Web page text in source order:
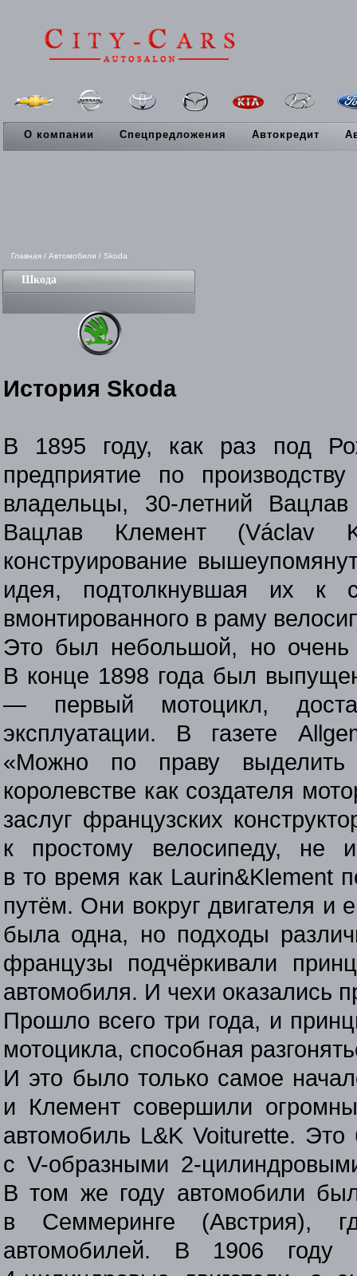
О компании Спецпредложения Автокредит
Главная / Автомобили / Skoda
Шкода
История Skoda
В 1895 году, как раз под
предприятие по
владельцы, 30-летний
Вацлав Клемент (Václav
конструирование
идея, подтолкнувшая их к
вмонтированного в раму
Это был небольшой, но
В конце 1898 года был
— первый мотоцикл,
эксплуатации. В газете
«Можно по праву
королевстве как создателя
заслуг французских
к простому велосипеду, не
в то время как Laurin&Klement
путём. Они вокруг двигателя и
была одна, но подходы
французы подчёркивали
автомобиля. И чехи оказались
Прошло всего три года, и
мотоцикла, способная
И это было только самое
и Клемент совершили
автомобиль L&K Voiturette.
сV-образными 2-
В том же году автомобили
в Семмеринге (Австрия),
автомобилей. В 1906 году